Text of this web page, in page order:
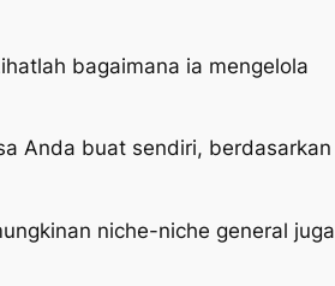
bagaimana ia mengelola
Anda buat sendiri, berdasarkan
niche-niche general juga